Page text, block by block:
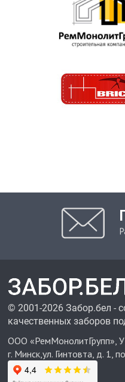
© 2001-2026 Забор.бел -
качественных заборов
ООО «РемМонолитГрупп»,
г. Минск,ул. Гинтовта, д. 1,